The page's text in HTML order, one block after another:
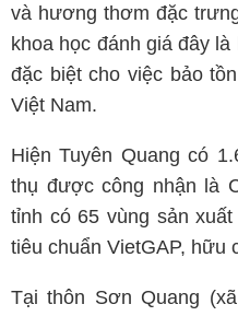
và hương thơm đặc
khoa học đánh giá đây
đặc biệt cho việc bảo
Việt Nam.
Hiện Tuyên Quang có
thụ được công nhận là
tỉnh có 65 vùng sản
tiêu chuẩn VietGAP, hữu
Tại thôn Sơn Quang